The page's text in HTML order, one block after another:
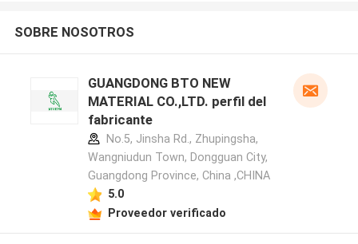
SOBRE NOSOTROS
GUANGDONG BTO NEW
MATERIAL CO.,LTD. perfil del
fabricante
No.5, Jinsha Rd., Zhupingsha,
Wangniudun Town, Dongguan City,
Guangdong Province, China ,CHINA
5.0
Proveedor verificado